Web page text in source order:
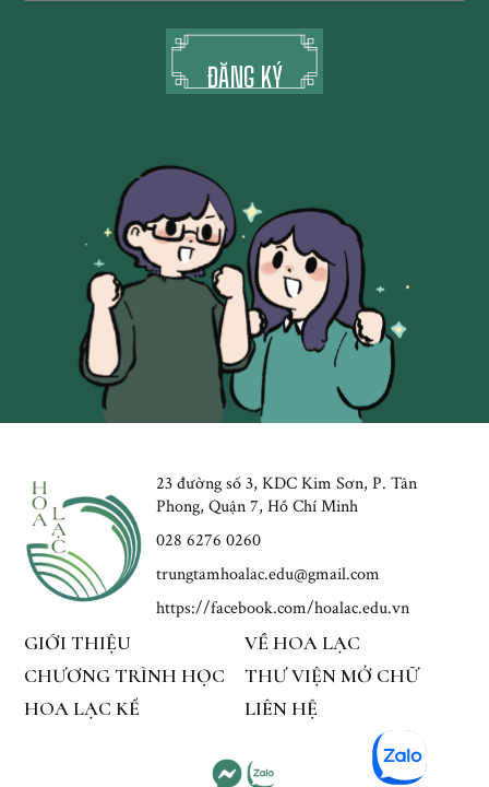
23 đường số 3, KDC Kim Sơn, P. Tân
Phong, Quận 7, Hồ Chí Minh
028 6276 0260
trungtamhoalac.edu@gmail.com
https://facebook.com/hoalac.edu.vn
GIỚI THIỆU
VỀ HOA LẠC
CHƯƠNG TRÌNH HỌC
THƯ VIỆN MỞ CHỮ
HOA LẠC KỂ
LIÊN HỆ